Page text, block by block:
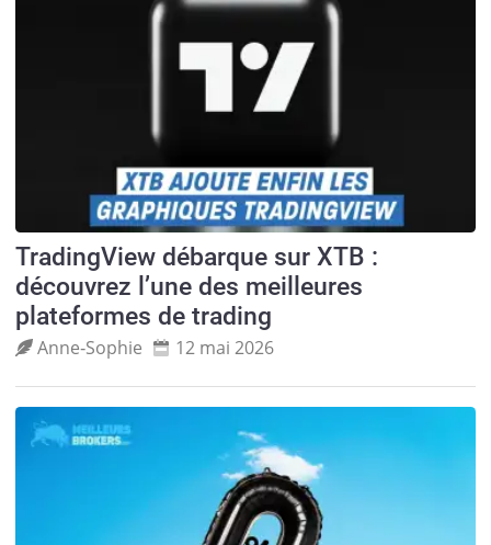
TradingView débarque sur XTB :
découvrez l’une des meilleures
plateformes de trading
Anne‑Sophie 12 mai 2026